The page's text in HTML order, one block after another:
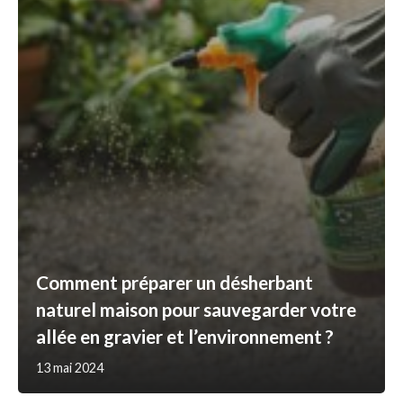
Comment préparer un désherbant
naturel maison pour sauvegarder votre
allée en gravier et l’environnement ?
13 mai 2024